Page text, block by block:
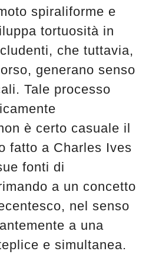
spiraliforme e
tortuosità in
che tuttavia,
generano senso
Tale processo
è certo casuale il
fatto a Charles Ives
fonti di
a un concetto
nel senso
a una
e simultanea.